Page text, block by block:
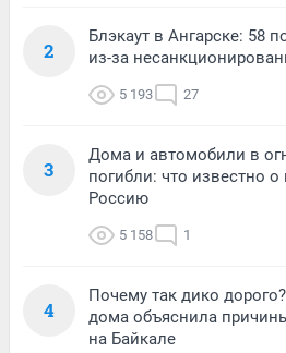
2
Блэкаут в Ангарске: 58
из-за
5 193 27
3
Дома и автомобили в
погибли: что известно
Россию
5 158 1
4
Почему так дико
дома объяснила
на Байкале